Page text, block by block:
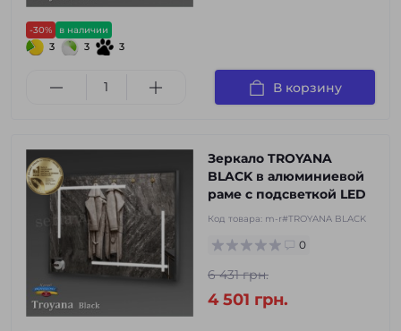
-30% в наличии
3 3 3
В корзину
Зеркало TROYANA
BLACK в алюминиевой
раме с подсветкой LED
Код товара: m-r#TROYANA BLACK
0
6 431 грн.
4 501 грн.